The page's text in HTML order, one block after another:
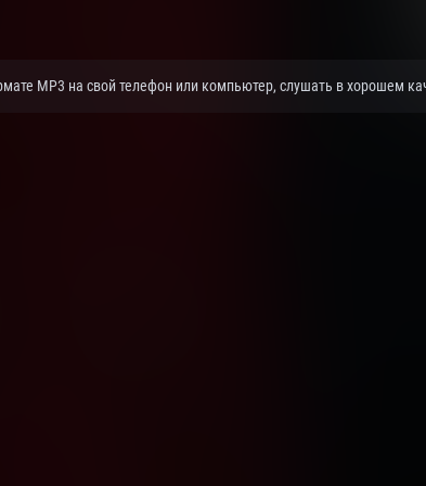
MP3 на свой телефон или компьютер, слушать в хорошем